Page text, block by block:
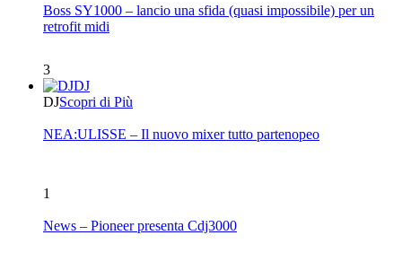
Boss SY1000 – lancio una sfida (quasi impossibile) per un
retrofit midi
3
DJ
DJScopri di Più
NEA:ULISSE – Il nuovo mixer tutto partenopeo
1
News – Pioneer presenta Cdj3000